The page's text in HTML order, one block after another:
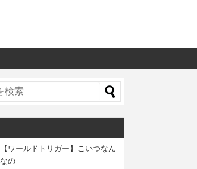
【ワールドトリガー】こいつなん
なの